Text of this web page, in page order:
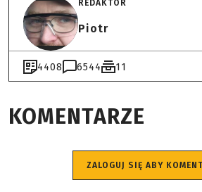
REDAKTOR
Piotr
4408 6544 11
KOMENTARZE
ZALOGUJ SIĘ ABY